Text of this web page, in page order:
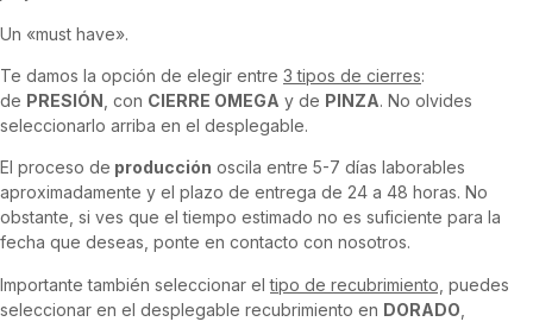
Un «must have».
Te damos la opción de elegir entre 3 tipos de cierres:
de PRESIÓN , con CIERRE OMEGA y de PINZA. No olvides
seleccionarlo arriba en el desplegable.
El proceso de producción oscila entre 5-7 días laborables
aproximadamente y el plazo de entrega de 24 a 48 horas. No
obstante, si ves que el tiempo estimado no es suficiente para la
fecha que deseas, ponte en contacto con nosotros.
Importante también seleccionar eltipo de recubrimiento, puedes
seleccionar en el desplegable recubrimiento en DORADO